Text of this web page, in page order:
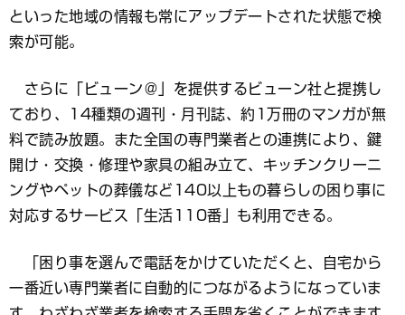
といった地域の情報も常にアップデートされた状態で検
索が可能。
さらに「ビューン＠」を提供するビューン社と提携し
ており、14種類の週刊・月刊誌、約1万冊のマンガが無
料で読み放題。また全国の専門業者との連携により、鍵
開け・交換・修理や家具の組み立て、キッチンクリーニ
ングやペットの葬儀など140以上もの暮らしの困り事に
対応するサービス「生活110番」も利用できる。
「困り事を選んで電話をかけていただくと、自宅から
一番近い専門業者に自動的につながるようになっていま